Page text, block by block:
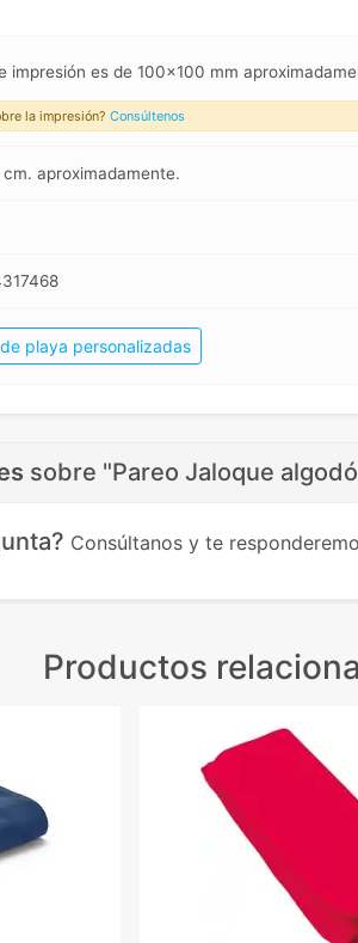
impresión es de 100x100 mm
la impresión? Consúltenos
aproximadamente.
playa personalizadas
sobre "Pareo Jaloque
Consúltanos y te
Productos